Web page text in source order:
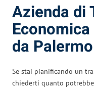
Azienda di
da
Se stai pianificando un
chiederti quanto